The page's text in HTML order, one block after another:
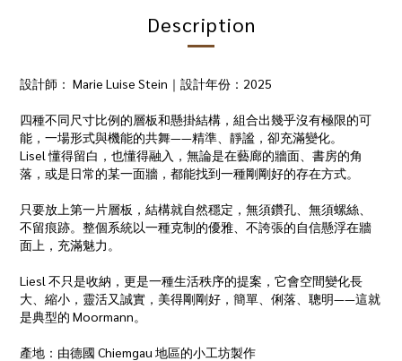
Description
設計師： Marie Luise Stein｜設計年份：2025
四種不同尺寸比例的層板和懸掛結構，組合出幾乎沒有極限的可
能，一場形式與機能的共舞——精準、靜謐，卻充滿變化。
Lisel 懂得留白，也懂得融入，無論是在藝廊的牆面、書房的角
落，或是日常的某一面牆，都能找到一種剛剛好的存在方式。
只要放上第一片層板，結構就自然穩定，無須鑽孔、無須螺絲、
不留痕跡。整個系統以一種克制的優雅、不誇張的自信懸浮在牆
面上，充滿魅力。
Liesl 不只是收納，更是一種生活秩序的提案，它會空間變化長
大、縮小，靈活又誠實，美得剛剛好，簡單、俐落、聰明——這就
是典型的 Moormann。
產地：由德國 Chiemgau 地區的小工坊製作